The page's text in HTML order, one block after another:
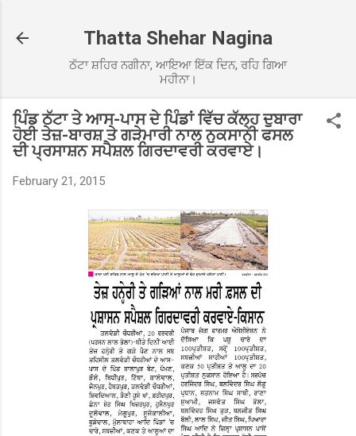
Thatta Shehar Nagina
ਠੱਟਾ ਸ਼ਹਿਰ ਨਗੀਨਾ, ਆਇਆ ਇੱਕ ਦਿਨ, ਰਹਿ ਗਿਆ
ਮਹੀਨਾ।
ਪਿੰਡ ਠੱਟਾ ਤੇ ਆਸ-ਪਾਸ ਦੇ ਪਿੰਡਾਂ ਵਿੱਚ ਕੱਲ੍ਹ ਦੁਬਾਰਾ
ਹੋਈ ਤੇਜ਼-ਬਾਰਸ਼ ਤੇ ਗੜੇਮਾਰੀ ਨਾਲ ਨੁਕਸਾਨੀ ਫਸਲ
ਦੀ ਪ੍ਰਸਾਸ਼ਨ ਸਪੈਸ਼ਲ ਗਿਰਦਾਵਰੀ ਕਰਵਾਏ।
February 21, 2015